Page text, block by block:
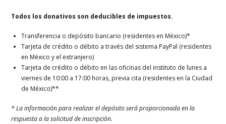
Todos los donativos son deducibles de impuestos.
Transferencia o depósito bancario (residentes en México)*
Tarjeta de crédito o débito a través del sistema PayPal (residentes
en México y el extranjero)
Tarjeta de crédito o débito en las oficinas del instituto de lunes a
viernes de 10:00 a 17:00 horas, previa cita (residentes en la Ciudad
de México)**
* La información para realizar el depósito será proporcionada en la
respuesta a la solicitud de inscripción.